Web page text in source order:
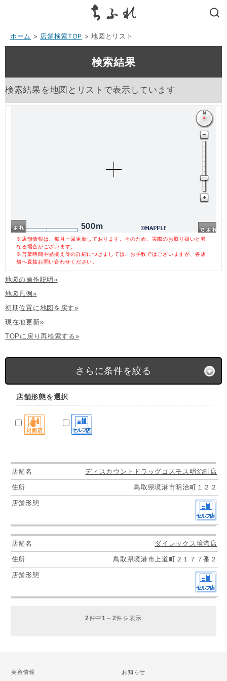
ホーム > 店舗検索TOP > 地図とリスト
検索結果
検索結果を地図とリストで表示しています
500m
※店舗情報は、毎月一回更新しております。そのため、実際のお取り扱いと異
なる場合がございます。
※営業時間や品揃え等の詳細につきましては、お手数ではございますが、各店
舗へ直接お問い合わせください。
地図の操作説明»
地図凡例»
初期位置に地図を戻す»
現在地更新»
TOPに戻り再検索する»
さらに条件を絞る
店舗形態を選択
ディスカウントドラッグコスモス明治町店
鳥取県境港市明治町１２２
ダイレックス境港店
鳥取県境港市上道町２１７７番２
2件中 1 ～ 2件を表示
美容情報 お知らせ